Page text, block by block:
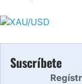
Suscríbete